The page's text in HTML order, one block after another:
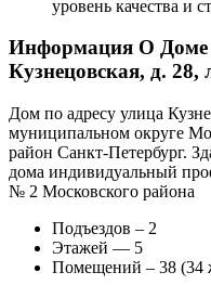
уровень качества и
Информация О Доме
Кузнецовская, д. 28,
Дом по адресу улица
муниципальном округе
район Санкт-Петербург.
дома индивидуальный
№ 2 Московского района
Подъездов – 2
Этажей — 5
Помещений – 38